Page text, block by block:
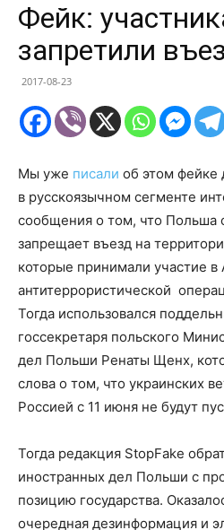
Фейк:
запретили
2017-08-23
Мы уже писали об этом фейке
в русскоязычном сегменте
сообщения о том, что Польша
запрещает въезд на
которые принимали участие
антитеррористической
Тогда использовался
госсекретаря польского
дел Польши Ренаты Щенх,
слова о том, что украинских
Россией с 11 июня не будут
Тогда редакция StopFake
иностранных дел Польши с
позицию государства.
очередная дезинформация и